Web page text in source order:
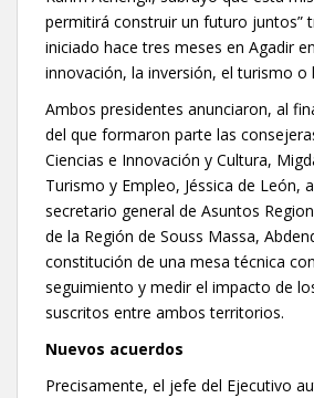
permitirá construir un futuro juntos”
iniciado hace tres meses en Agadir
innovación, la inversión, el turismo o
Ambos presidentes anunciaron, al
del que formaron parte las
Ciencias e Innovación y Cultura,
Turismo y Empleo, Jéssica de León,
secretario general de Asuntos
de la Región de Souss Massa,
constitución de una mesa técnica
seguimiento y medir el impacto de
suscritos entre ambos territorios.
Nuevos acuerdos
Precisamente, el jefe del Ejecutivo